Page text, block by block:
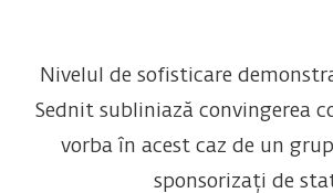
Nivelul de sofisticare
Sednit subliniază convingerea
vorba în acest caz de un
sponsorizați de